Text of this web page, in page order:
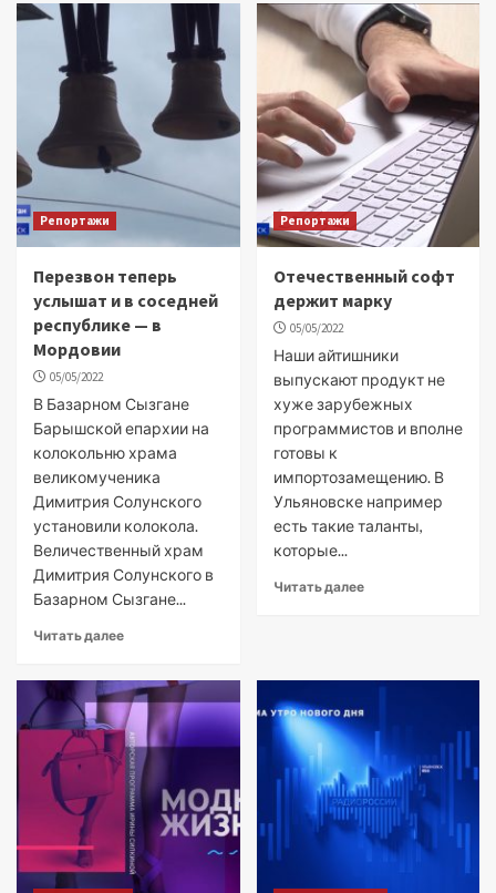
Репортажи
Перезвон теперь
услышат и в соседней
республике — в
Мордовии
05/05/2022
В Базарном Сызгане
Барышской епархии на
колокольню храма
великомученика
Димитрия Солунского
установили колокола.
Величественный храм
Димитрия Солунского в
Базарном Сызгане...
Читать далее
Репортажи
Отечественный софт
держит марку
05/05/2022
Наши айтишники
выпускают продукт не
хуже зарубежных
программистов и вполне
готовы к
импортозамещению. В
Ульяновске например
есть такие таланты,
которые...
Читать далее